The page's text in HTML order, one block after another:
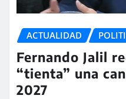
ACTUALIDAD
Fernando Jalil
“tienta” una
2027